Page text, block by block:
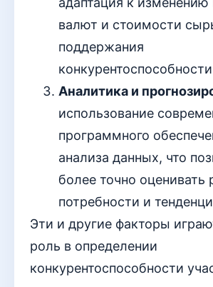
валют и стоимости
поддержания
Аналитика и
использование
программного
анализа данных, что
более точно оценивать
потребности и
Эти и другие факторы
роль в определении
конкурентоспособности